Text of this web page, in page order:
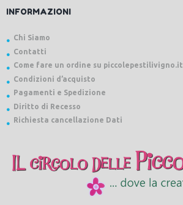
INFORMAZIONI
Chi Siamo
Contatti
Come fare un ordine su piccolepestilivigno.it
Condizioni d’acquisto
Pagamenti e Spedizione
Diritto di Recesso
Richiesta cancellazione Dati